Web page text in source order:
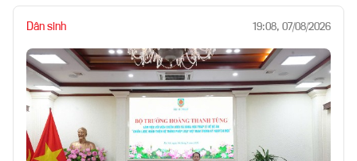
Dân sinh 19:08, 07/08/2026